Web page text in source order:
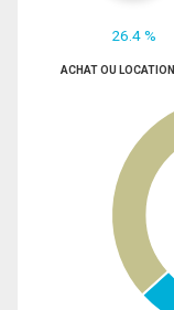
26.4 %
ACHAT OU LOCATION